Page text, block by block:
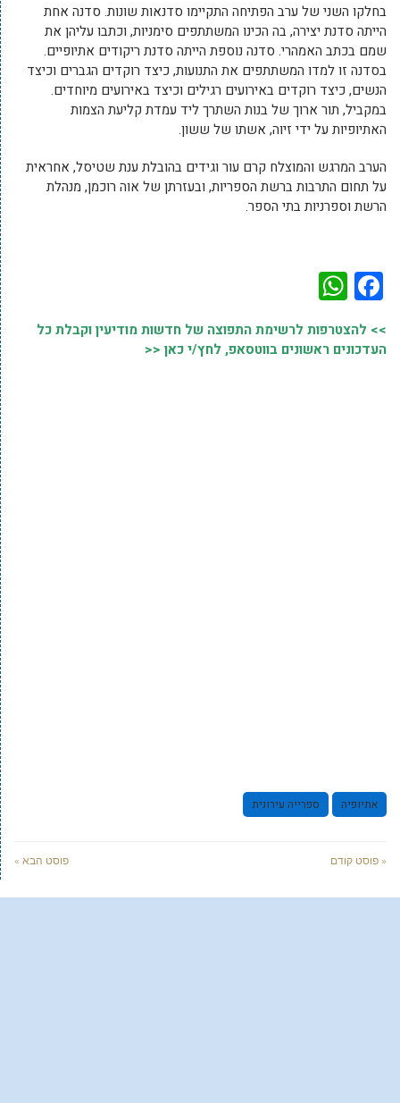
בחלקו השני של ערב הפתיחה התקיימו סדנאות שונות. סדנה אחת
הייתה סדנת יצירה, בה הכינו המשתתפים סימניות, וכתבו עליהן את
שמם בכתב האמהרי. סדנה נוספת הייתה סדנת ריקודים אתיופיים.
בסדנה זו למדו המשתתפים את התנועות, כיצד רוקדים הגברים וכיצד
הנשים, כיצד רוקדים באירועים רגילים וכיצד באירועים מיוחדים.
במקביל, תור ארוך של בנות השתרך ליד עמדת קליעת הצמות
האתיופיות על ידי זיוה, אשתו של ששון.
הערב המרגש והמוצלח קרם עור וגידים בהובלת ענת שטיסל, אחראית
על תחום התרבות ברשת הספריות, ובעזרתן של אוה רוכמן, מנהלת
הרשת וספרניות בתי הספר.
Facebook
>> להצטרפות לרשימת התפוצה של חדשות מודיעין וקבלת כל
העדכונים ראשונים בווטסאפ, לחץ/י כאן <<
אתיופיה ספרייה עירונית
« פוסט קודם פוסט הבא »